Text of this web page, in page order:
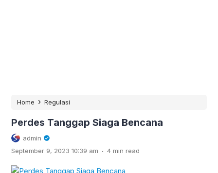
Home › Regulasi
Perdes Tanggap Siaga Bencana
admin
September 9, 2023 10:39 am . 4 min read